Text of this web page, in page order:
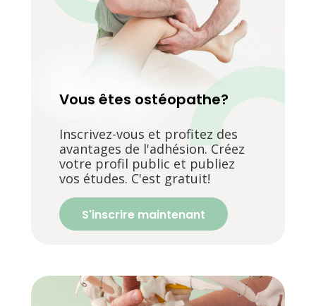
Vous êtes ostéopathe?
Inscrivez-vous et profitez des
avantages de l'adhésion. Créez
votre profil public et publiez
vos études. C'est gratuit!
S'inscrire maintenant